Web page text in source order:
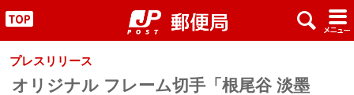
" x #
プレスリリース
オリジナル フレーム切手「根尾谷 淡墨